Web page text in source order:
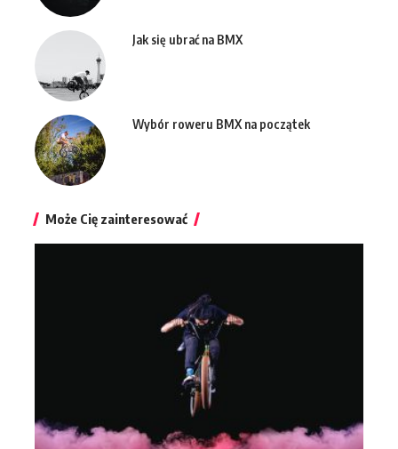
Jak się ubrać na BMX
Wybór roweru BMX na początek
Może Cię zainteresować